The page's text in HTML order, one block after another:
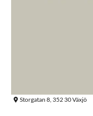
Storgatan 8, 352 30 Växjö